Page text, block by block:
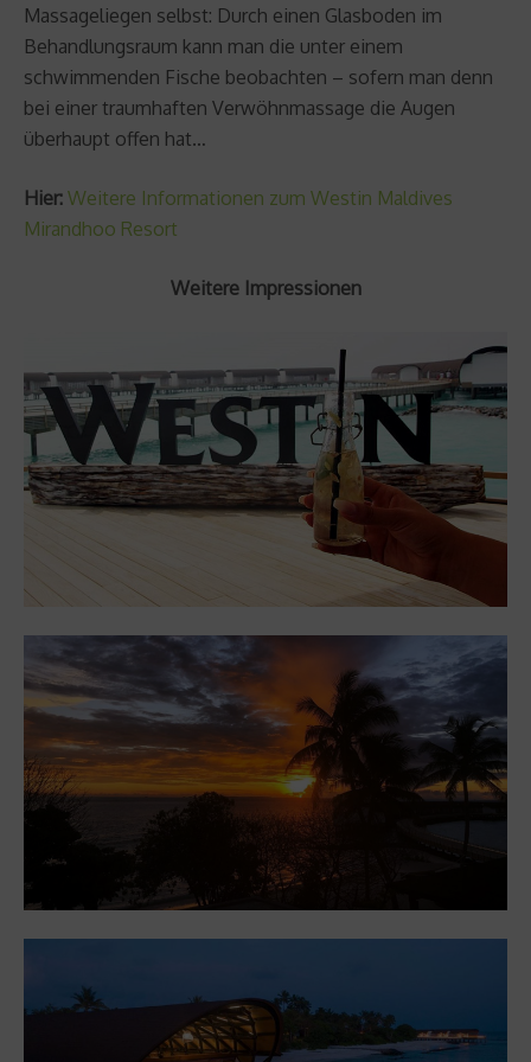
Massageliegen selbst: Durch einen Glasboden im
Behandlungsraum kann man die unter einem
schwimmenden Fische beobachten – sofern man denn
bei einer traumhaften Verwöhnmassage die Augen
überhaupt offen hat…
Hier: Weitere Informationen zum Westin Maldives
Mirandhoo Resort
Weitere Impressionen